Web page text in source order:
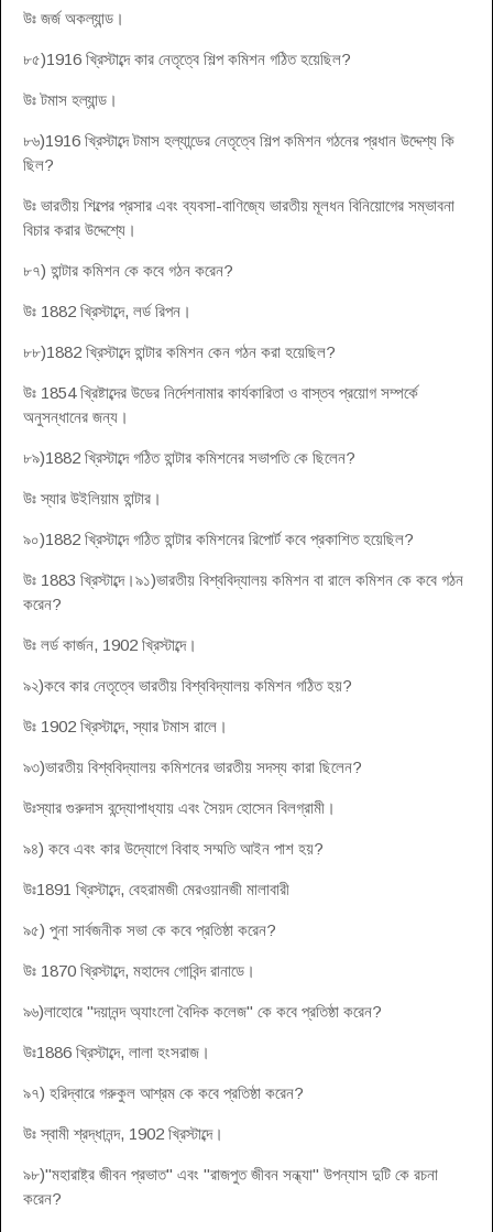
উঃ জর্জ অকল্যান্ড।
৮৫)1916 খ্রিস্টাব্দে কার নেতৃত্বে শিল্প কমিশন গঠিত হয়েছিল?
উঃ টমাস হল্যান্ড।
৮৬)1916 খ্রিস্টাব্দে টমাস হল্যান্ডের নেতৃত্বে শিল্প কমিশন গঠনের প্রধান উদ্দেশ্য কি
ছিল?
উঃ ভারতীয় শিল্পের প্রসার এবং ব্যবসা-বাণিজ্যে ভারতীয় মূলধন বিনিয়োগের সম্ভাবনা
বিচার করার উদ্দেশ্যে।
৮৭) হান্টার কমিশন কে কবে গঠন করেন?
উঃ 1882 খ্রিস্টাব্দে, লর্ড রিপন।
৮৮)1882 খ্রিস্টাব্দে হান্টার কমিশন কেন গঠন করা হয়েছিল?
উঃ 1854 খ্রিষ্টাব্দের উডের নির্দেশনামার কার্যকারিতা ও বাস্তব প্রয়োগ সম্পর্কে
অনুসন্ধানের জন্য।
৮৯)1882 খ্রিস্টাব্দে গঠিত হান্টার কমিশনের সভাপতি কে ছিলেন?
উঃ স্যার উইলিয়াম হান্টার।
৯০)1882 খ্রিস্টাব্দে গঠিত হান্টার কমিশনের রিপোর্ট কবে প্রকাশিত হয়েছিল?
উঃ 1883 খ্রিস্টাব্দে।৯১)ভারতীয় বিশ্ববিদ্যালয় কমিশন বা রালে কমিশন কে কবে গঠন
করেন?
উঃ লর্ড কার্জন, 1902 খ্রিস্টাব্দে।
৯২)কবে কার নেতৃত্বে ভারতীয় বিশ্ববিদ্যালয় কমিশন গঠিত হয়?
উঃ 1902 খ্রিস্টাব্দে, স্যার টমাস রালে।
৯৩)ভারতীয় বিশ্ববিদ্যালয় কমিশনের ভারতীয় সদস্য কারা ছিলেন?
উঃস্যার গুরুদাস বন্দ্যোপাধ্যায় এবং সৈয়দ হোসেন বিলগ্রামী।
৯৪) কবে এবং কার উদ্যোগে বিবাহ সম্মতি আইন পাশ হয়?
উঃ1891 খ্রিস্টাব্দে, বেহরামজী মেরওয়ানজী মালাবারী
৯৫) পুনা সার্বজনীক সভা কে কবে প্রতিষ্ঠা করেন?
উঃ 1870 খ্রিস্টাব্দে, মহাদেব গোবিন্দ রানাডে।
৯৬)লাহোরে "দয়ানন্দ অ্যাংলো বৈদিক কলেজ" কে কবে প্রতিষ্ঠা করেন?
উঃ1886 খ্রিস্টাব্দে, লালা হংসরাজ।
৯৭) হরিদ্বারে গরুকুল আশ্রম কে কবে প্রতিষ্ঠা করেন?
উঃ স্বামী শ্রদ্ধানন্দ, 1902 খ্রিস্টাব্দে।
৯৮)"মহারাষ্ট্র জীবন প্রভাত" এবং "রাজপুত জীবন সন্ধ্যা" উপন্যাস দুটি কে রচনা
করেন?